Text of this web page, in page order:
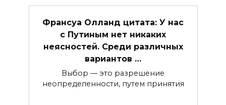
Франсуа Олланд цитата: У нас
с Путиным нет никаких
неясностей. Среди различных
вариантов …
Выбор — это разрешение
неопределенности, путем принятия